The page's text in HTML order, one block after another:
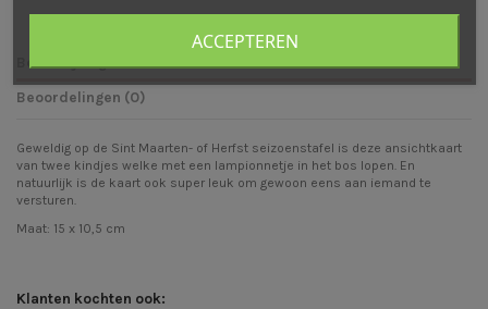
Beoordelingen (0)
Geweldig op de Sint Maarten- of Herfst seizoenstafel is deze ansichtkaart
van twee kindjes welke met een lampionnetje in het bos lopen. En
natuurlijk is de kaart ook super leuk om gewoon eens aan iemand te
versturen.
Maat: 15 x 10,5 cm
Klanten kochten ook:
ACCEPTEREN